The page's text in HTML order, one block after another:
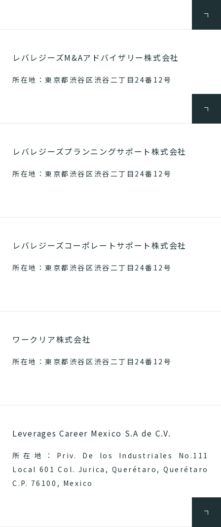
レバレジーズM&Aアドバイザリー株式会社
所在地：東京都渋谷区渋谷二丁目24番12号
レバレジーズプランニングサポート株式会社
所在地：東京都渋谷区渋谷二丁目24番12号
レバレジーズコーポレートサポート株式会社
所在地：東京都渋谷区渋谷二丁目24番12号
ワークリア株式会社
所在地：東京都渋谷区渋谷二丁目24番12号
Leverages Career Mexico S.A de C.V.
所在地：Priv. De los Industriales No.111
Local 601 Col. Jurica, Querétaro, Querétaro
C.P. 76100, Mexico